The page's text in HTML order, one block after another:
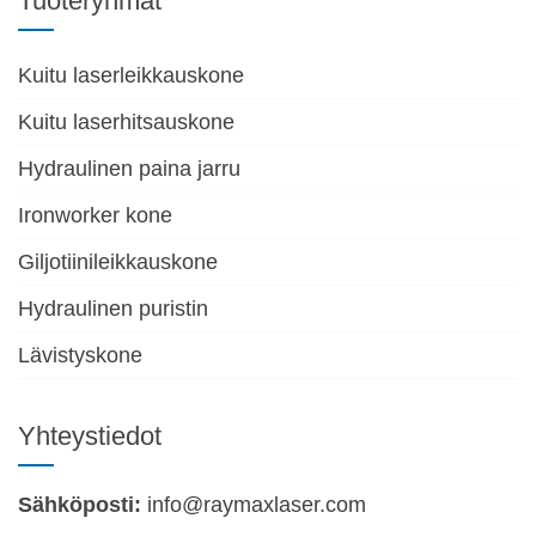
kuitulaserjäähdyttimellä. Mitä suurempi teho, sitä
suurempi kuitulaserjäähdyttimen
jäähdytyskapasiteetti. Koska laserrunko ja linssi on
kaksoissäätöjäähdytintä voidaan käyttää
laserrungon ja linssin jäähdyttämiseen
Kuitu laserleikkauskone
Kuitu laserhitsauskone
Hydraulinen paina jarru
Ironworker kone
Giljotiinileikkauskone
Hydraulinen puristin
Lävistyskone
Yhteystiedot
Sähköposti: info@raymaxlaser.com